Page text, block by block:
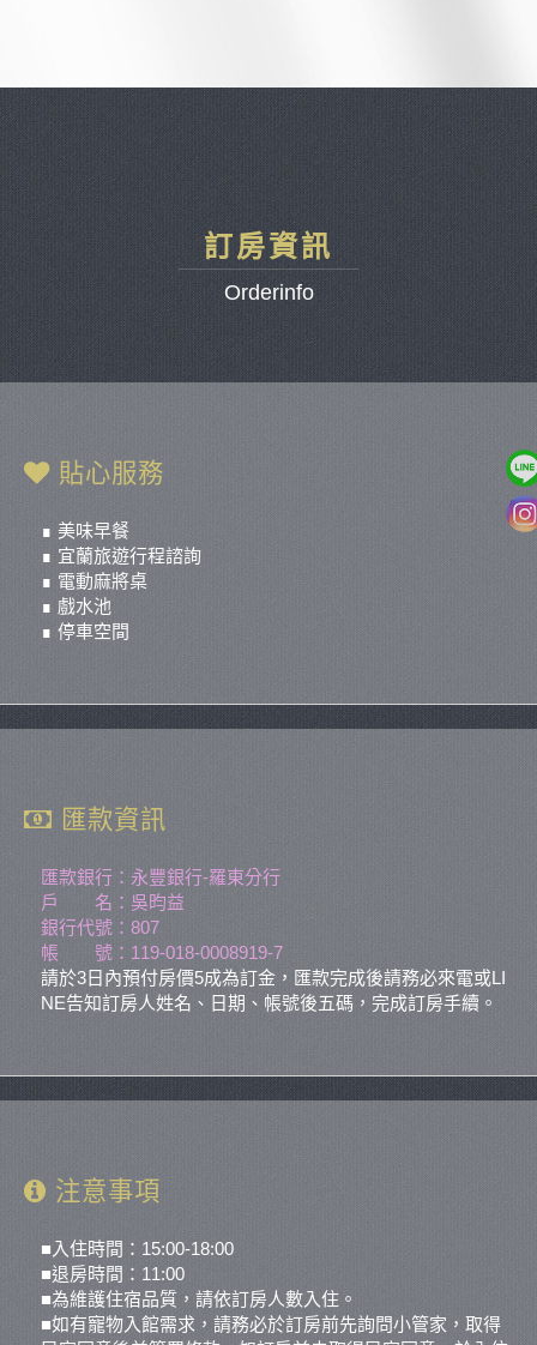
訂房資訊
Orderinfo
貼心服務
∎ 美味早餐
∎ 宜蘭旅遊行程諮詢
∎ 電動麻將桌
∎ 戲水池
∎ 停車空間
匯款資訊
匯款銀行：永豐銀行-羅東分行
戶 名：吳昀益
銀行代號：807
帳 號：119-018-0008919-7
請於3日內預付房價5成為訂金，匯款完成後請務必來電或LI
NE告知訂房人姓名、日期、帳號後五碼，完成訂房手續。
注意事項
■入住時間：15:00-18:00
■退房時間：11:00
■為維護住宿品質，請依訂房人數入住。
■如有寵物入館需求，請務必於訂房前先詢問小管家，取得